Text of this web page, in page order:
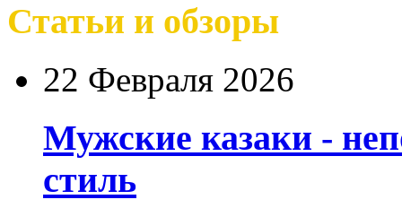
Статьи и обзоры
22 Февраля 2026
Мужские казаки -
стиль